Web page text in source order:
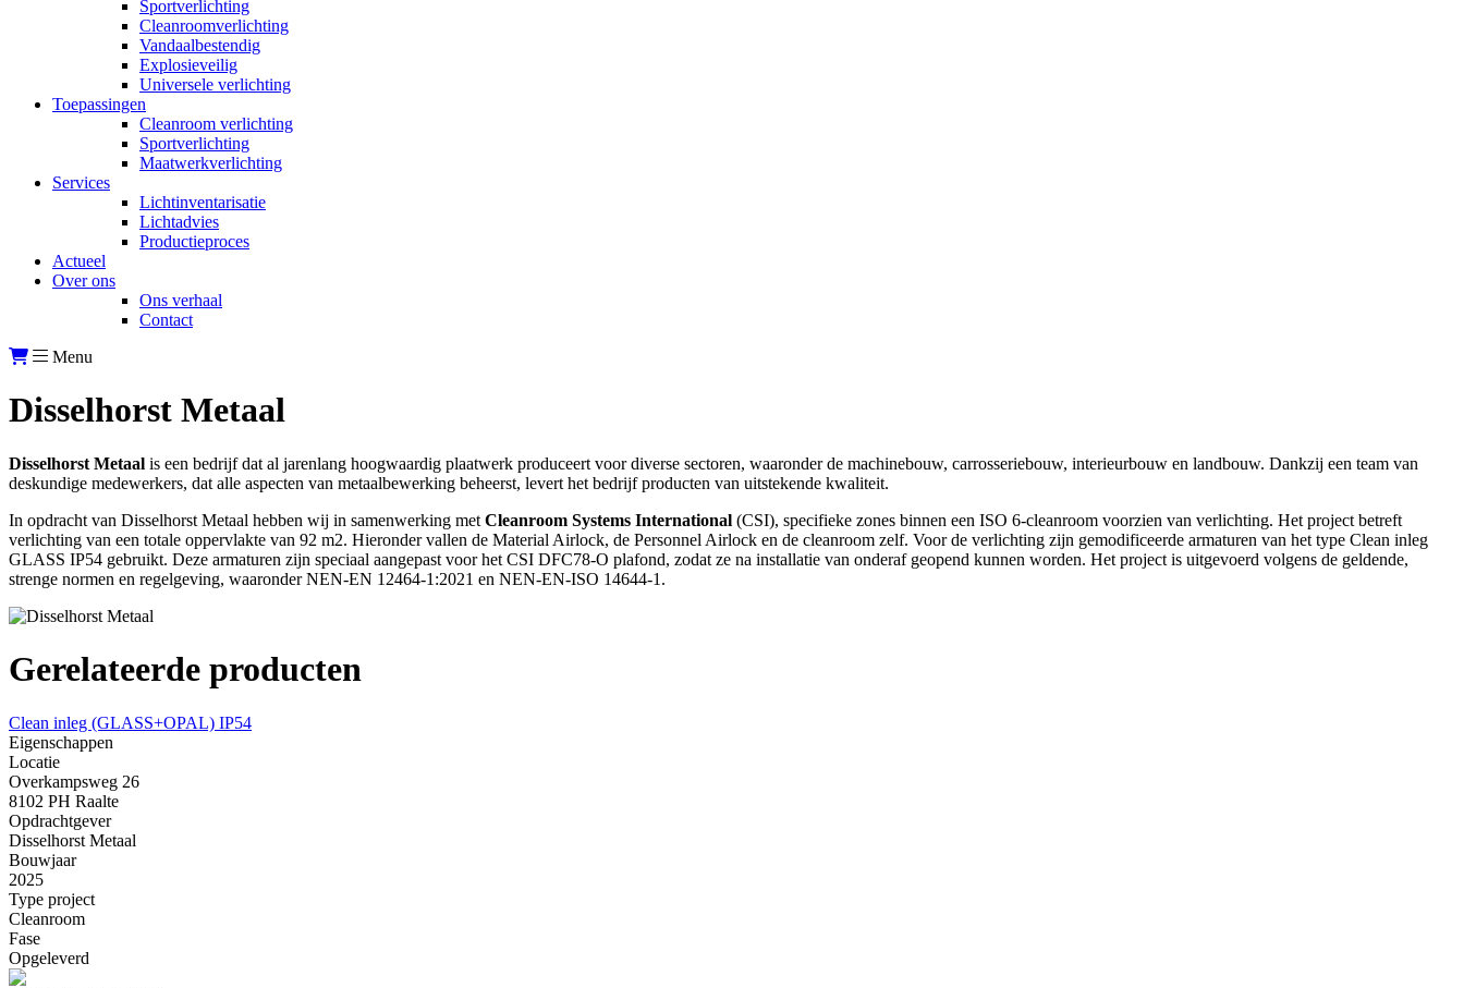
Sportverlichting
Cleanroomverlichting
Vandaalbestendig
Explosieveilig
Universele verlichting
Toepassingen
Cleanroom verlichting
Sportverlichting
Maatwerkverlichting
Services
Lichtinventarisatie
Lichtadvies
Productieproces
Actueel
Over ons
Ons verhaal
Contact
Menu
Disselhorst Metaal
Disselhorst Metaal is een bedrijf dat al jarenlang hoogwaardig plaatwerk produceert voor diverse sectoren, waaronder de machinebouw, carrosseriebouw, interieurbouw en landbouw. Dankzij een team van
deskundige medewerkers, dat alle aspecten van metaalbewerking beheerst, levert het bedrijf producten van uitstekende kwaliteit.
In opdracht van Disselhorst Metaal hebben wij in samenwerking met Cleanroom Systems International (CSI), specifieke zones binnen een ISO 6-cleanroom voorzien van verlichting. Het project betreft
verlichting van een totale oppervlakte van 92 m2. Hieronder vallen de Material Airlock, de Personnel Airlock en de cleanroom zelf. Voor de verlichting zijn gemodificeerde armaturen van het type Clean inleg
GLASS IP54 gebruikt. Deze armaturen zijn speciaal aangepast voor het CSI DFC78-O plafond, zodat ze na installatie van onderaf geopend kunnen worden. Het project is uitgevoerd volgens de geldende,
strenge normen en regelgeving, waaronder NEN-EN 12464-1:2021 en NEN-EN-ISO 14644-1.
Gerelateerde producten
Clean inleg (GLASS+OPAL) IP54
Eigenschappen
Locatie
Overkampsweg 26
8102 PH Raalte
Opdrachtgever
Disselhorst Metaal
Bouwjaar
2025
Type project
Cleanroom
Fase
Opgeleverd